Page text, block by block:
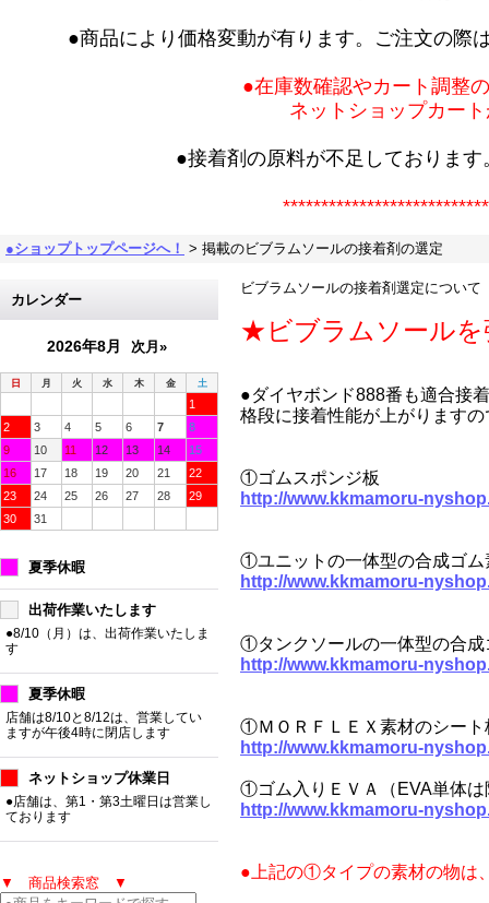
●商品により価格変動が有ります。ご注文の際
●在庫数確認やカート調整
ネットショップカー
●接着剤の原料が不足しておりま
●ショップトップページへ！ > 掲載のビブラムソールの接着剤の選定
カレンダー
2026年8月 次月»
日 月 火 水 木 金 土
1
2
3 4 5 6 7
8
9
10 11 12 13 14
15
16
17 18 19 20 21
22
23
24 25 26 27 28
29
30
31
夏季休暇
出荷作業いたします
●8/10（月）は、出荷作業いたしま
す
夏季休暇
店舗は8/10と8/12は、営業してい
ますが午後4時に閉店します
ネットショップ休業日
●店舗は、第1・第3土曜日は営業し
ております
▼ 商品検索窓 ▼
ビブラムソールの接着剤選定について
★ビブラムソールを
●ダイヤボンド888番も適合接
格段に接着性能が上がります
①ゴムスポンジ板
http://www.kkmamoru-
①ユニットの一体型の合成ゴム
http://www.kkmamoru-
①タンクソールの一体型の合成
http://www.kkmamoru-
①ＭＯＲＦＬＥＸ素材のシート
http://www.kkmamoru-
①ゴム入りＥＶＡ（EVA単体
http://www.kkmamoru-
●上記の①タイプの素材の物は